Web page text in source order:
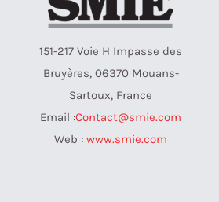
151-217 Voie H Impasse des
Bruyères, 06370 Mouans-
Sartoux, France
Email :Contact@smie.com
Web : www.smie.com